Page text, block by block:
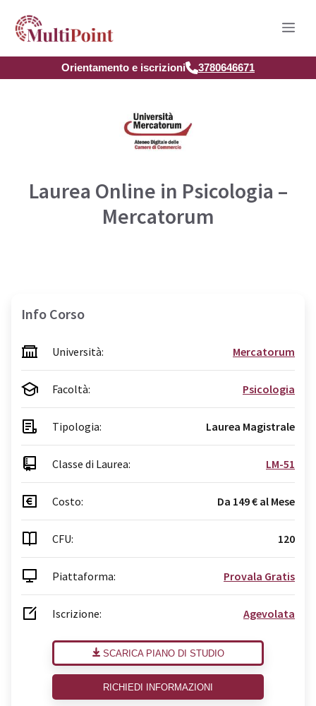
contenuto
Orientamento e iscrizioni 3780646671
Laurea Online in Psicologia –
Mercatorum
Info Corso
Università: Mercatorum
Facoltà: Psicologia
Tipologia: Laurea Magistrale
Classe di Laurea: LM-51
Costo: Da 149 € al Mese
CFU: 120
Piattaforma: Provala Gratis
Iscrizione: Agevolata
SCARICA PIANO DI STUDIO
RICHIEDI INFORMAZIONI